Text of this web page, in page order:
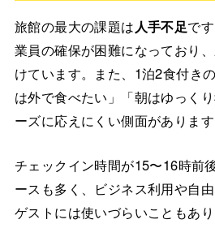
旅館の最大の課題は人手不足で
業員の確保が困難になっており
けています。また、1泊2食付き
は外で食べたい」「朝はゆっく
ーズに応えにくい側面があります
チェックイン時間が15〜16時前
ースも多く、ビジネス利用や自
ゲストには使いづらいこともあり